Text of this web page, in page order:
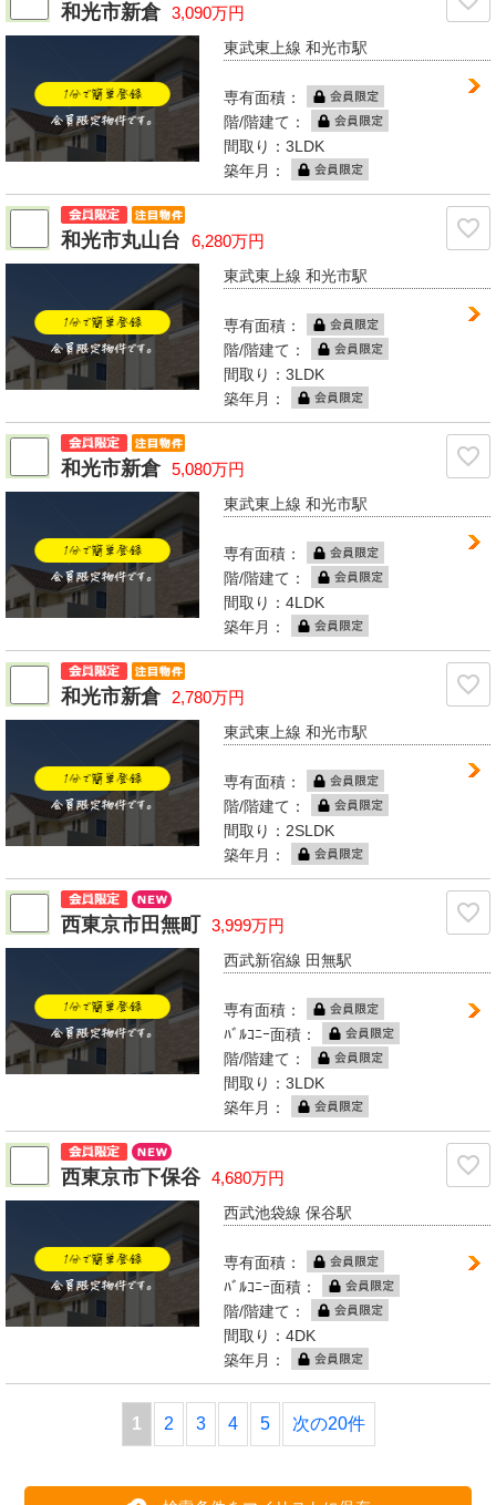
和光市新倉 3,090万円
東武東上線 和光市駅
専有面積：
階/階建て：
間取り：3LDK
築年月：
和光市丸山台 6,280万円
東武東上線 和光市駅
専有面積：
階/階建て：
間取り：3LDK
築年月：
和光市新倉 5,080万円
東武東上線 和光市駅
専有面積：
階/階建て：
間取り：4LDK
築年月：
和光市新倉 2,780万円
東武東上線 和光市駅
専有面積：
階/階建て：
間取り：2SLDK
築年月：
西東京市田無町 3,999万円
西武新宿線 田無駅
専有面積：
ﾊﾞﾙｺﾆｰ面積：
階/階建て：
間取り：3LDK
築年月：
西東京市下保谷 4,680万円
西武池袋線 保谷駅
専有面積：
ﾊﾞﾙｺﾆｰ面積：
階/階建て：
間取り：4DK
築年月：
1 2 3 4 5 次の20件